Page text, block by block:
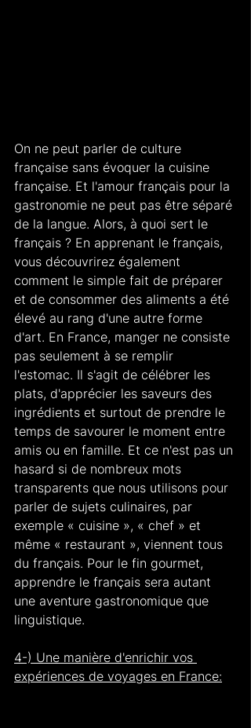
On ne peut parler de culture
française sans évoquer la cuisine
française. Et l'amour français pour la
gastronomie ne peut pas être séparé
de la langue. Alors, à quoi sert le
français ? En apprenant le français,
vous découvrirez également
comment le simple fait de préparer
et de consommer des aliments a été
élevé au rang d'une autre forme
d'art. En France, manger ne consiste
pas seulement à se remplir
l'estomac. Il s'agit de célébrer les
plats, d'apprécier les saveurs des
ingrédients et surtout de prendre le
temps de savourer le moment entre
amis ou en famille. Et ce n'est pas un
hasard si de nombreux mots
transparents que nous utilisons pour
parler de sujets culinaires, par
exemple « cuisine », « chef » et
même « restaurant », viennent tous
du français. Pour le fin gourmet,
apprendre le français sera autant
une aventure gastronomique que
linguistique.
4-) Une manière d'enrichir vos
expériences de voyages en France: